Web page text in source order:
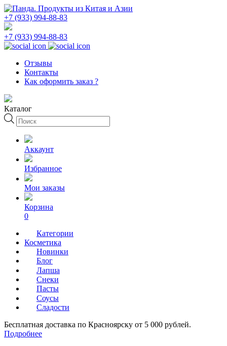
+7 (933) 994-88-83
+7 (933) 994-88-83
Отзывы
Контакты
Как оформить заказ ?
Каталог
Поиск
товаров
Аккаунт
Избранное
Мои заказы
Корзина
0
Категории
Косметика
Новинки
Блог
Лапша
Снеки
Пасты
Соусы
Сладости
Бесплатная доставка по Красноярску от 5 000 рублей.
Подробнее